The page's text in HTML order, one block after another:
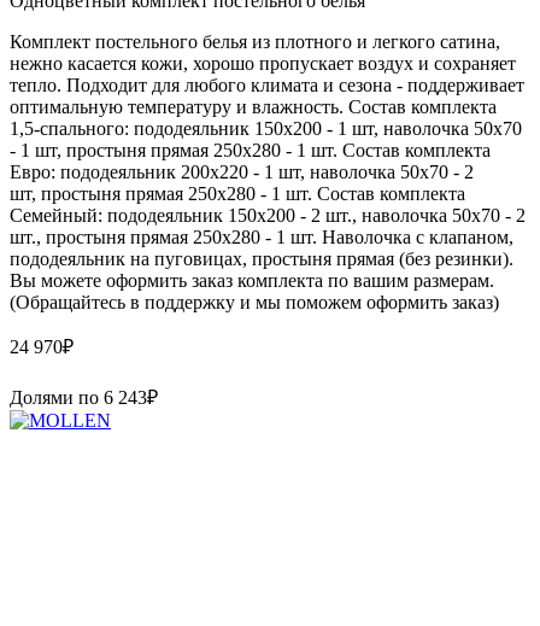
Комплект постельного белья из плотного и легкого сатина,
нежно касается кожи, хорошо пропускает воздух и сохраняет
тепло. Подходит для любого климата и сезона - поддерживает
оптимальную температуру и влажность. Состав комплекта
1,5-спального: пододеяльник 150х200 - 1 шт, наволочка 50х70
- 1 шт, простыня прямая 250х280 - 1 шт. Состав комплекта
Евро: пододеяльник 200х220 - 1 шт, наволочка 50х70 - 2
шт, простыня прямая 250х280 - 1 шт. Состав комплекта
Семейный: пододеяльник 150х200 - 2 шт., наволочка 50х70 - 2
шт., простыня прямая 250х280 - 1 шт. Наволочка с клапаном,
пододеяльник на пуговицах, простыня прямая (без резинки).
Вы можете оформить заказ комплекта по вашим размерам.
(Обращайтесь в поддержку и мы поможем оформить заказ)
24 970₽
Долями по 6 243₽